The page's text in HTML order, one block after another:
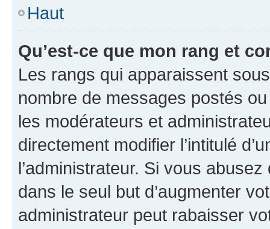
Haut
Qu’est-ce que mon rang et
Les rangs qui apparaissent
nombre de messages postés
les modérateurs et
directement modifier l’intitulé
l’administrateur. Si vous
dans le seul but d’augmenter
administrateur peut rabaisser